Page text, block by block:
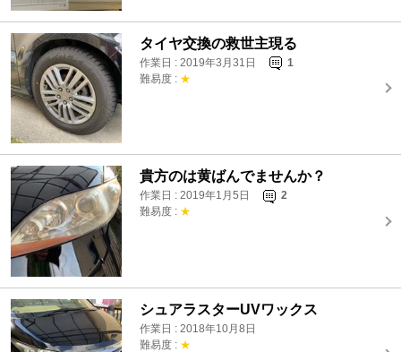
タイヤ交換の救世主現る
作業日 : 2019年3月31日
1
難易度 : ★
貴方のは黄ばんでませんか？
作業日 : 2019年1月5日
2
難易度 : ★
シュアラスターUVワックス
作業日 : 2018年10月8日
難易度 : ★